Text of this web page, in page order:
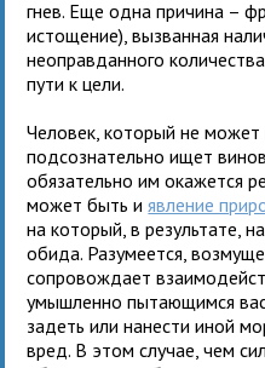
гнев. Еще одна причина –
истощение), вызванная
неоправданного
пути к цели.
Человек, который не может
подсознательно ищет
обязательно им окажется
может быть иявление
на который, в результате,
обида. Разумеется,
сопровождает
умышленно пытающимся вас
задеть или нанести иной
вред. В этом случае, чем